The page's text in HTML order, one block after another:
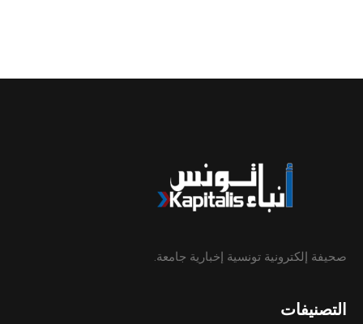
صحيفة إلكترونية تونسية إخبارية جامعة.
التصنيفات